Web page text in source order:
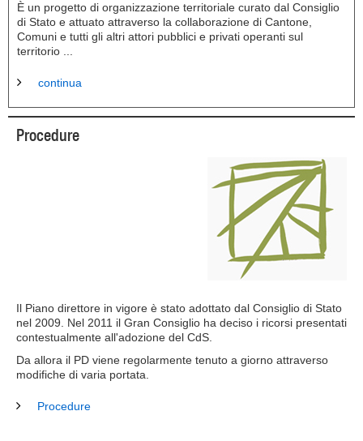
È un progetto di organizzazione territoriale curato dal Consiglio
di Stato e attuato attraverso la collaborazione di Cantone,
Comuni e tutti gli altri attori pubblici e privati operanti sul
territorio ...
continua
Procedure
Il Piano direttore in vigore è stato adottato dal Consiglio di Stato
nel 2009. Nel 2011 il Gran Consiglio ha deciso i ricorsi presentati
contestualmente all'adozione del CdS.
Da allora il PD viene regolarmente tenuto a giorno attraverso
modifiche di varia portata.
Procedure